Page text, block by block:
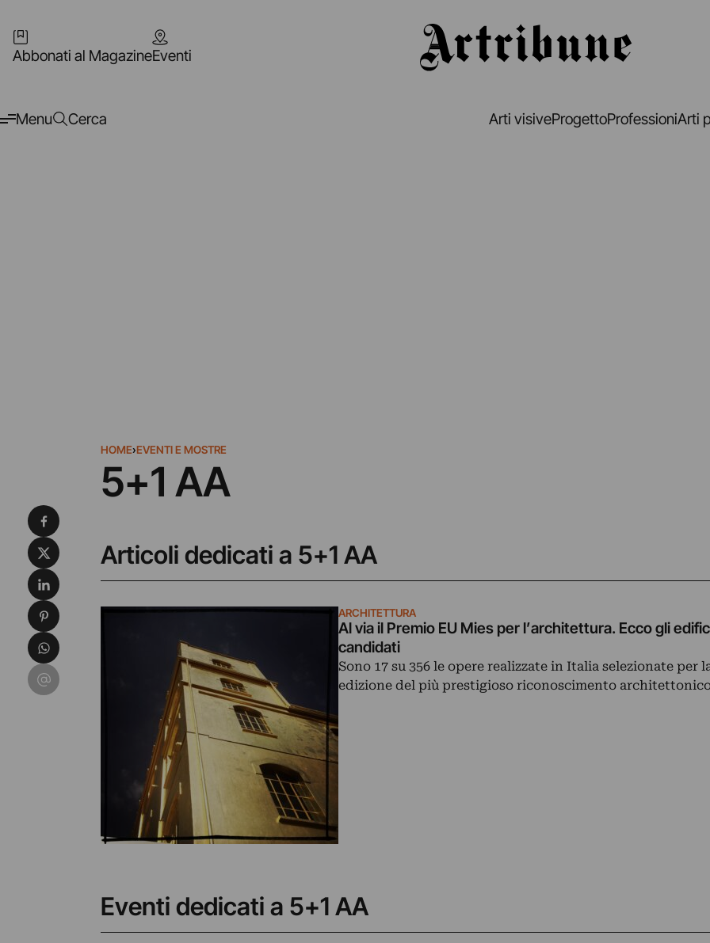
Abbonati al MagazineEventi
Menu Cerca Arti visiveProgettoProfessioniArti
HOME›EVENTI E MOSTRE
5+1 AA
Articoli dedicati a 5+1 AA
ARCHITETTURA
Al via il Premio EU Mies per l’architettura. Ecco gli
candidati
Sono 17 su 356 le opere realizzate in Italia selezionate per
edizione del più prestigioso riconoscimento
Eventi dedicati a 5+1 AA
Condividi su Facebook
Condividi su X
Condividi su LinkedIn
Condividi su Pinterest
Condividi su WhatsApp
Condividi su Email